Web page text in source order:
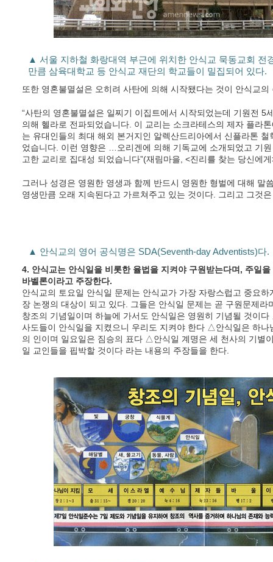
▲ 서울 지하철 화랑대역 부근에 위치한 안식교 묵동교회 전
만큼 삼육대학교 등 안식교 재단의 학교들이 밀집되어 있다.
또한 영혼불멸설은 오히려 사탄에 의해 시작됐다는 것이 안식교의
“사탄의 영혼불멸설은 일찌기 이집트에서 시작되었는데 기원전 5
의해 헬라로 전파되었습니다. 이 교리는 소크라테스의 제자 플라
는 유대인들의 최대 해외 본거지인 알렉산드리아에서 신플라톤
었습니다. 이런 영향은 …오리겐에 의해 기독교에 소개되었고 기
고한 교리로 집대성 되었습니다”(재림마을, <진리를 찾는 당신에
그러나 성경은 영원한 영생과 함께 반드시 영원한 형벌에 대해 말
영생만큼 오래 지속된다고 가르쳐주고 있는 것이다. 그리고 그것
▲ 안식교의 영어 공식명은 SDA(Seventh-day Adventists)다.
4. 안식교는 안식일을 비롯한 율법을 지켜야 구원받는다며, 주일
바벨론이라고 주장한다.
안식교의 토요일 안식일 문제는 안식교가 가장 자랑스럽고 중요
장 논쟁의 대상이 되고 있다. 그들은 안식일 문제는 곧 구원문제
창조의 기념일이며 하늘에 가서도 안식일은 영원히 기념될 것이
사도들이 안식일을 지켰으니 우리도 지켜야 한다 △안식일은 하
의 인이며 일요일은 짐승의 표다 △안식일 계명은 세 천사의 기별
일 교인들을 핍박할 것이다 라는 내용의 주장들을 한다.